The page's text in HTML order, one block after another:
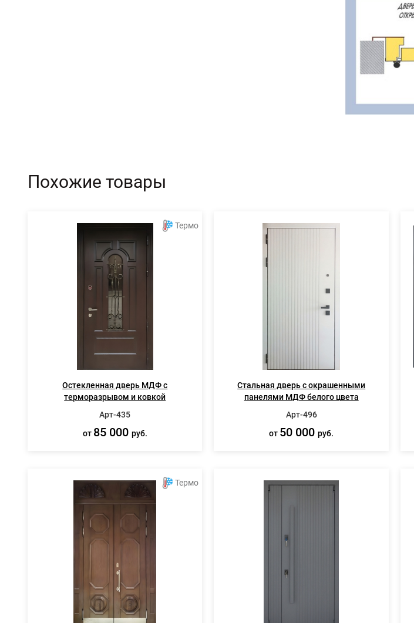
Похожие товары
Термо
Остекленная дверь МДФ с
терморазрывом и ковкой
Арт-435
от 85 000 руб.
Стальная дверь с окрашенными
панелями МДФ белого цвета
Арт-496
от 50 000руб.
Термо